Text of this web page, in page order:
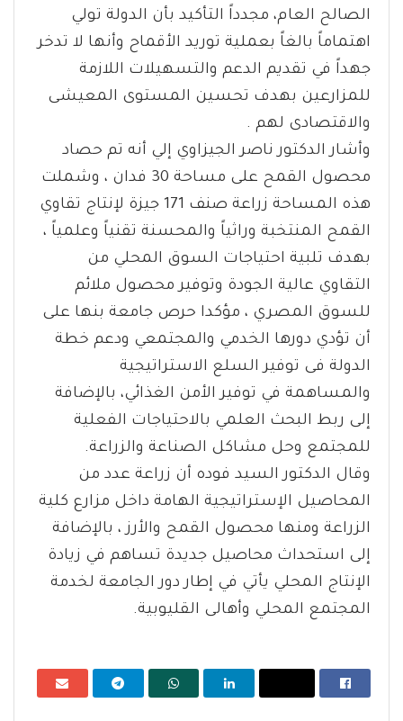
الصالح العام، مجدداً التأكيد بأن الدولة تولي
اهتماماً بالغاً بعملية توريد الأقماح وأنها لا تدخر
جهداً في تقديم الدعم والتسهيلات اللازمة
للمزارعين بهدف تحسين المستوى المعيشى
والاقتصادى لهم .
وأشار الدكتور ناصر الجيزاوي إلي أنه تم حصاد
محصول القمح على مساحة 30 فدان ، وشملت
هذه المساحة زراعة صنف 171 جيزة لإنتاج تقاوي
القمح المنتخبة وراثياً والمحسنة تقنياً وعلمياً ،
بهدف تلبية احتياجات السوق المحلي من
التقاوي عالية الجودة وتوفير محصول ملائم
للسوق المصري ، مؤكدا حرص جامعة بنها على
أن تؤدي دورها الخدمي والمجتمعي ودعم خطة
الدولة فى توفير السلع الاستراتيجية
والمساهمة في توفير الأمن الغذائي، بالإضافة
إلى ربط البحث العلمي بالاحتياجات الفعلية
للمجتمع وحل مشاكل الصناعة والزراعة.
وقال الدكتور السيد فوده أن زراعة عدد من
المحاصيل الإستراتيجية الهامة داخل مزارع كلية
الزراعة ومنها محصول القمح والأرز ، بالإضافة
إلى استحداث محاصيل جديدة تساهم في زيادة
الإنتاج المحلي يأتي في إطار دور الجامعة لخدمة
المجتمع المحلي وأهالى القليوبية.